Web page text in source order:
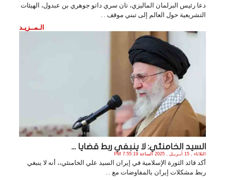
دعا رئيس البرلمان الماليزي، تان سري داتو جوهري بن عبدول، الهيئات
التشريعية حول العالم إلى تبني موقف . .
الـمــزيـد
السيد الخامنئي: لا ينبغي ربط قضايا ...
الثلاثاء , 15 أبـريـل , 2025 الساعة 7:55:19 PM
أكد قائد الثورة الإسلامية في إيران السيد علي الخامنئي،، أنه لا ينبغي
ربط مشكلات إيران بالمفاوضات مع . .